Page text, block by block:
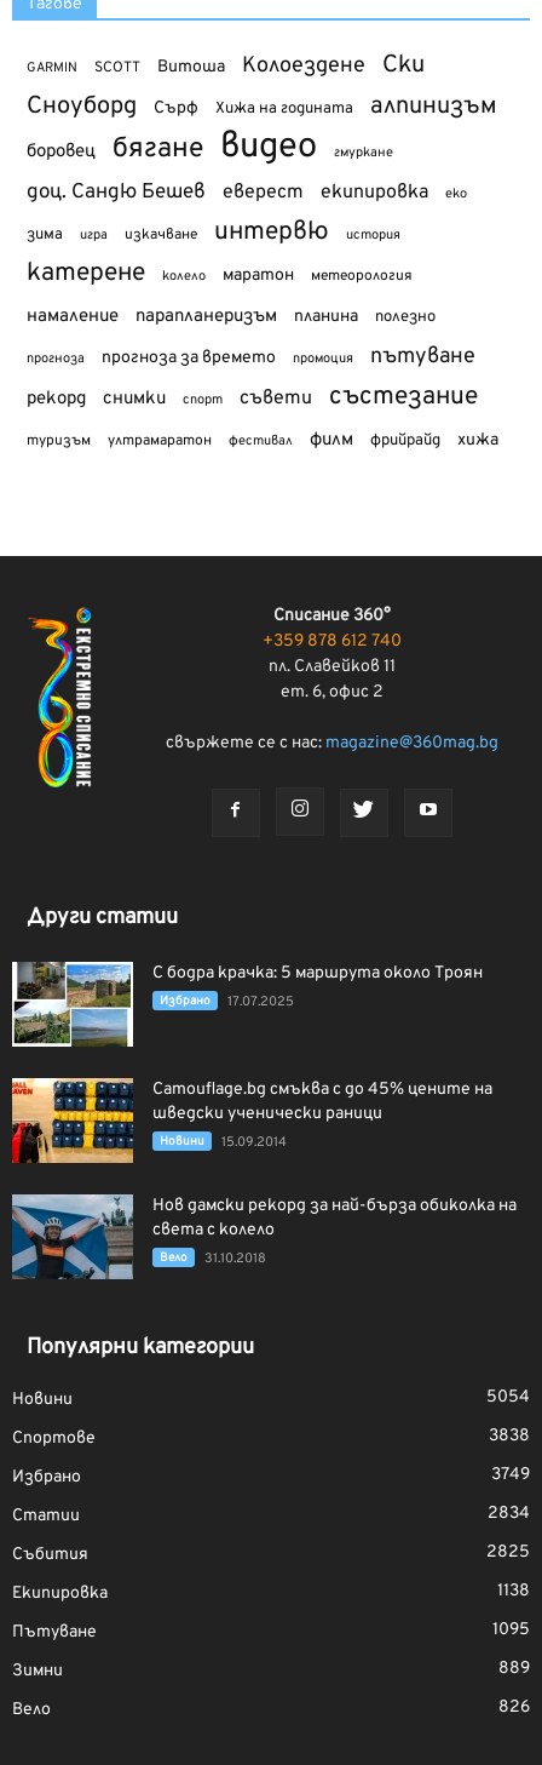
Тагове
GARMIN SCOTT Витоша Колоездене Ски
Сноуборд Сърф Хижа на годината алпинизъм
боровец бягане видео гмуркане
доц. Сандю Бешев еверест екипировка еко
зима игра изкачване интервю история
катерене колело маратон метеорология
намаление парапланеризъм планина полезно
прогноза прогноза за времето промоция пътуване
рекорд снимки спорт съвети състезание
туризъм ултрамаратон фестивал филм фрийрайд хижа
Списание 360°
+359 878 612 740
пл. Славейков 11
ет. 6, офис 2
свържете се с нас: magazine@360mag.bg
Други статии
С бодра крачка: 5 маршрута около Троян
Избрано 17.07.2025
Camouflage.bg смъква с до 45% цените на
шведски ученически раници
Новини 15.09.2014
Нов дамски рекорд за най-бърза обиколка на
света с колело
Вело 31.10.2018
Популярни категории
Новини
5054
Спортове
3838
Избрано
3749
Статии
2834
Събития
2825
Екипировка
1138
Пътуване
1095
Зимни
889
Вело
826